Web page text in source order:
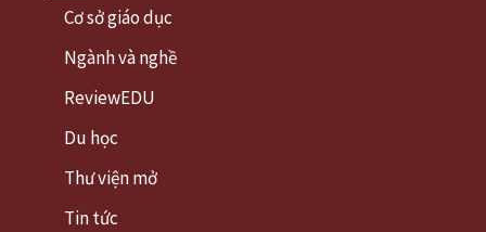
Cơ sở giáo dục
Ngành và nghề
ReviewEDU
Du học
Thư viện mở
Tin tức